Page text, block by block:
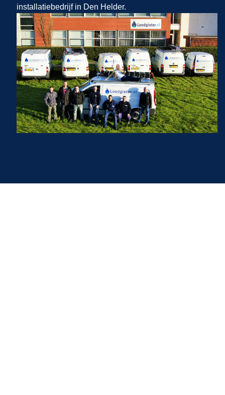
installatiebedrijf in Den Helder.